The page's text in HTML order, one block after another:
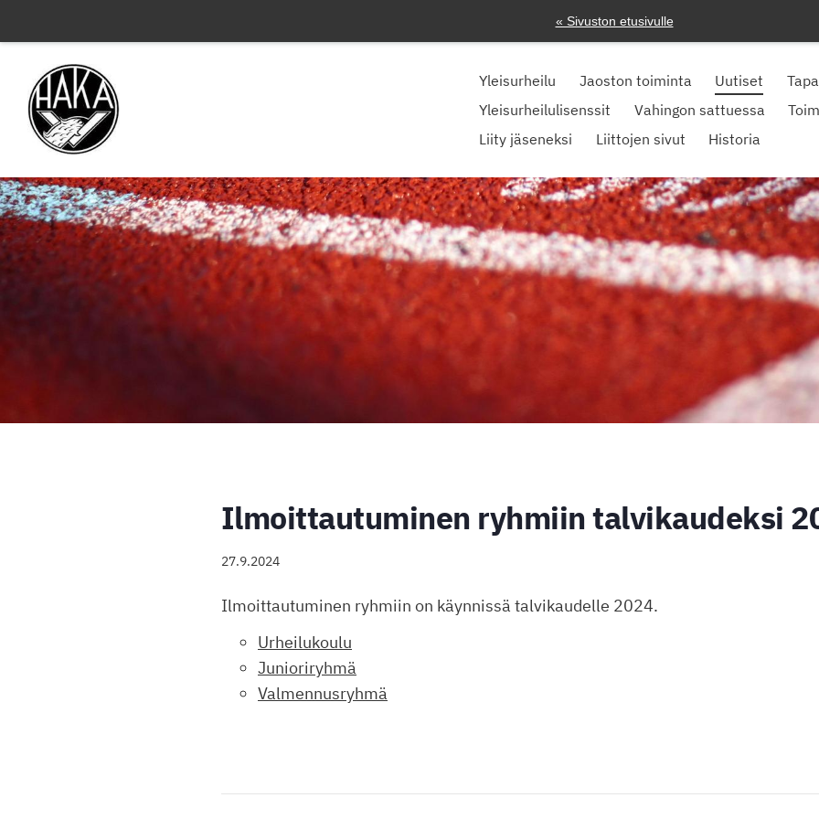
sivun
sisältöön
« Sivuston etusivulle
Valkeakosken Haka
Yleisurheilu Jaoston toiminta Uutiset
Yleisurheilulisenssit
Vahingon sattuessa
Liity jäseneksi
Liittojen sivut Historia
Ilmoittautuminen ryhmiin talvikaudeksi
27.9.2024
Ilmoittautuminen ryhmiin on käynnissä talvikaudelle 2024.
Urheilukoulu
Junioriryhmä
Valmennusryhmä